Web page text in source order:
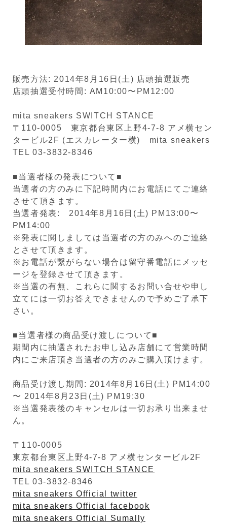
販売方法: 2014年8月16日(土) 店頭抽選販売
店頭抽選受付時間: AM10:00〜PM12:00
mita sneakers SWITCH STANCE
〒110-0005 東京都台東区上野4-7-8 アメ横セン
タービル2F (エスカレーター横) mita sneakers
TEL 03-3832-8346
■当選者様の発表について■
当選者の方のみに下記時間内にお電話にてご連絡
させて頂きます。
当選者発表: 2014年8月16日(土) PM13:00〜
PM14:00
※発表に関しましては当選者の方のみへのご連絡
とさせて頂きます。
※お電話が繋がらない場合は留守番電話にメッセ
ージを登録させて頂きます。
※当選の有無、これらに関するお問い合せや申し
立てには一切お答えできませんので予めご了承下
さい。
■当選者様の商品受け渡しについて■
期間内に抽選されたお申し込み店舗にて営業時間
内にご来店頂き当選者の方のみご購入頂けます。
商品受け渡し期間: 2014年8月16日(土) PM14:00
〜 2014年8月23日(土) PM19:30
※当選発表後のキャンセルは一切お承り出来ませ
ん。
〒110-0005
東京都台東区上野4-7-8 アメ横センタービル2F
mita sneakers SWITCH STANCE
TEL 03-3832-8346
mita sneakers Official twitter
mita sneakers Official facebook
mita sneakers Official Sumally